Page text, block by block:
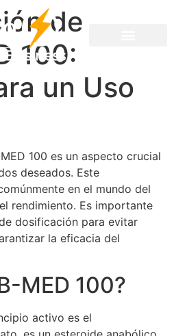
de
100:
un Uso
100 es un aspecto crucial
deseados. Este
en el mundo del
rendimiento. Es importante
dosificación para evitar
la eficacia del
MED 100?
activo es el